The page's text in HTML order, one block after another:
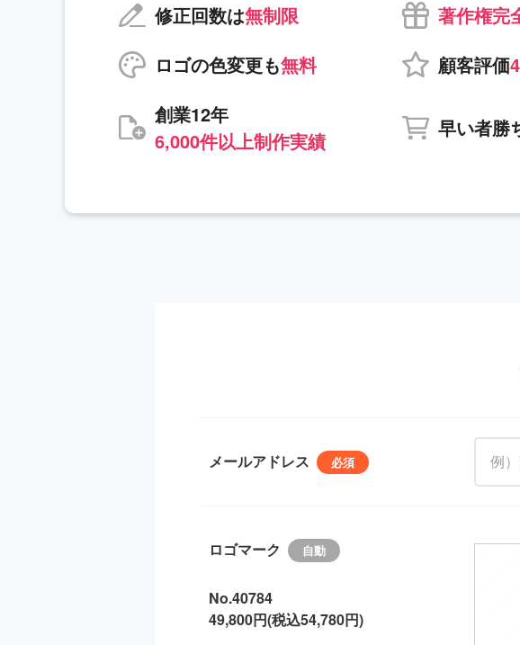
修正回数は無制限
著作権完
ロゴの色変更も無料 顧客評価
創業12年
6,000件以上制作実績
早い者勝
メールアドレス
ロゴマーク
No.40784
49,800円(税込54,780円)